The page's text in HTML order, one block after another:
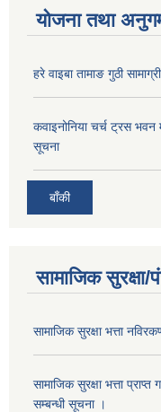
योजना तथा
हरे वाइबा तामाङ गुठी
कवाइनोनिया चर्च ट्रस भवन
सूचना
बाँकी
सामाजिक
सामाजिक सुरक्षा भत्ता
सामाजिक सुरक्षा भत्ता
सम्बन्धी सूचना ।